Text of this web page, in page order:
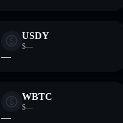
USDY
$—
—
WBTC
$—
—